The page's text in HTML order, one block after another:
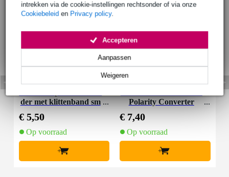
intrekken via de cookie-instellingen rechtsonder of via onze
Cookiebeleid en Privacy policy.
Weigeren
Aanpassen
Accepteren
der met klittenband sm
€ 5,50
Op voorraad
+
Polarity Converter
€ 7,40
Op voorraad
+